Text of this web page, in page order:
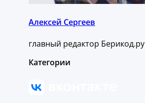
Алексей Сергеев
главный редактор Берикод.ру
Категории